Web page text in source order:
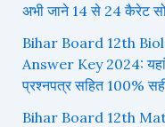
अभी जाने 14 से 24 कैरेट
Bihar Board 12th
Answer Key 2024: यहां
प्रश्नपत्र सहित 100%
Bihar Board 12th